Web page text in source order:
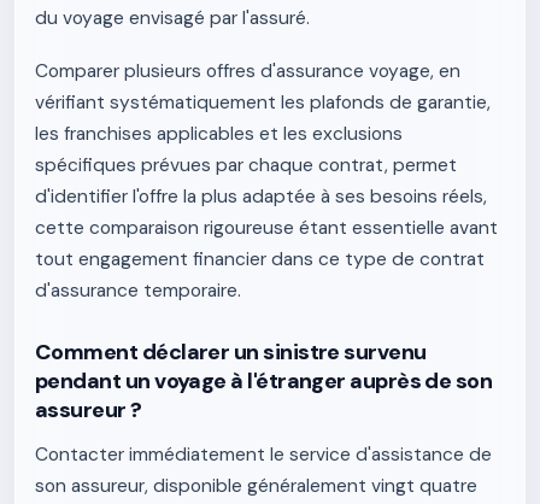
du voyage envisagé par l'assuré.
Comparer plusieurs offres d'assurance voyage, en
vérifiant systématiquement les plafonds de garantie,
les franchises applicables et les exclusions
spécifiques prévues par chaque contrat, permet
d'identifier l'offre la plus adaptée à ses besoins réels,
cette comparaison rigoureuse étant essentielle avant
tout engagement financier dans ce type de contrat
d'assurance temporaire.
Comment déclarer un sinistre survenu
pendant un voyage à l'étranger auprès de son
assureur ?
Contacter immédiatement le service d'assistance de
son assureur, disponible généralement vingt quatre